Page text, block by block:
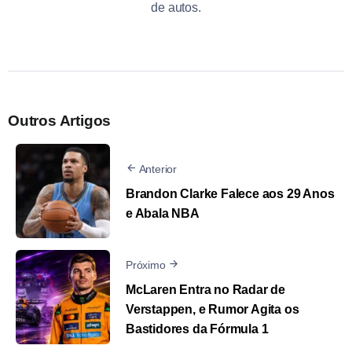
de autos.
Outros Artigos
Anterior
Brandon Clarke Falece aos 29 Anos
e Abala NBA
Próximo
McLaren Entra no Radar de
Verstappen, e Rumor Agita os
Bastidores da Fórmula 1